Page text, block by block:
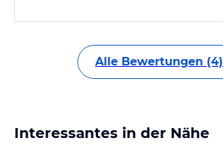
Alle Bewertungen (4)
Interessantes in der Nähe